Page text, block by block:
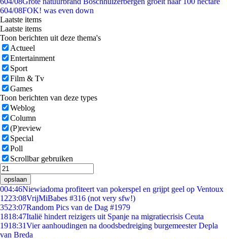
604/08FOK! was even down
Laatste items
Laatste items
Toon berichten uit deze thema's
Actueel
Entertainment
Sport
Film & Tv
Games
Toon berichten van deze types
Weblog
Column
(P)review
Special
Poll
Scrollbar gebruiken
opslaan
004:46Niewiadoma profiteert van pokerspel en grijpt geel op Ventoux
1223:08VrijMiBabes #316 (not very sfw!)
3523:07Random Pics van de Dag #1979
1818:47Italië hindert reizigers uit Spanje na migratiecrisis Ceuta
1918:31Vier aanhoudingen na doodsbedreiging burgemeester Depla
van Breda